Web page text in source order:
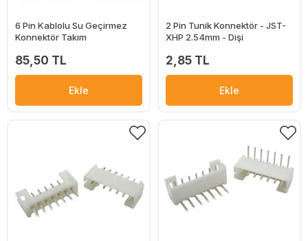
6 Pin Kablolu Su Geçirmez
Konnektör Takım
85,50 TL
Ekle
2 Pin Tunik Konnektör - JST-
XHP 2.54mm - Dişi
2,85 TL
Ekle